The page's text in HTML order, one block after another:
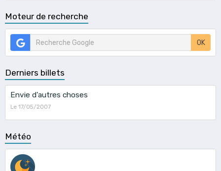
Moteur de recherche
OK
Derniers billets
Envie d'autres choses
Le 17/05/2007
Météo